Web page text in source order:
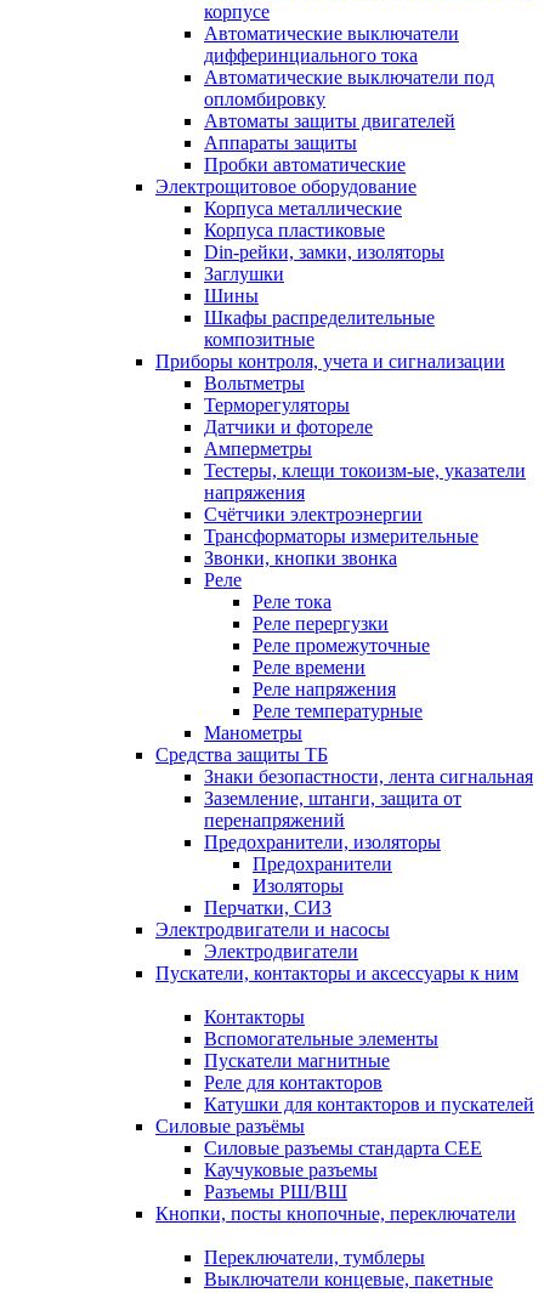
корпусе
Автоматические выключатели
дифферинциального тока
Автоматические выключатели под
опломбировку
Автоматы защиты двигателей
Аппараты защиты
Пробки автоматические
Электрощитовое оборудование
Корпуса металлические
Корпуса пластиковые
Din-рейки, замки, изоляторы
Заглушки
Шины
Шкафы распределительные
композитные
Приборы контроля, учета и сигнализации
Вольтметры
Терморегуляторы
Датчики и фотореле
Амперметры
Тестеры, клещи токоизм-ые, указатели
напряжения
Счётчики электроэнергии
Трансформаторы измерительные
Звонки, кнопки звонка
Реле
Реле тока
Реле перергузки
Реле промежуточные
Реле времени
Реле напряжения
Реле температурные
Манометры
Средства защиты ТБ
Знаки безопастности, лента сигнальная
Заземление, штанги, защита от
перенапряжений
Предохранители, изоляторы
Предохранители
Изоляторы
Перчатки, СИЗ
Электродвигатели и насосы
Электродвигатели
Пускатели, контакторы и аксессуары к ним
Контакторы
Вспомогательные элементы
Пускатели магнитные
Реле для контакторов
Катушки для контакторов и пускателей
Силовые разъёмы
Силовые разъемы стандарта СЕЕ
Каучуковые разъемы
Разъемы РШ/ВШ
Кнопки, посты кнопочные, переключатели
Переключатели, тумблеры
Выключатели концевые, пакетные